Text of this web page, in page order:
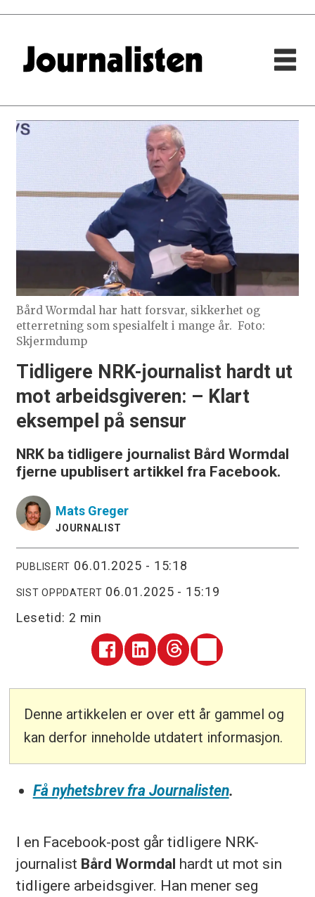
Bård Wormdal har hatt forsvar, sikkerhet og
etterretning som spesialfelt i mange år. Foto:
Skjermdump
Tidligere NRK-journalist hardt ut
mot arbeidsgiveren: – Klart
eksempel på sensur
NRK ba tidligere journalist Bård Wormdal
fjerne upublisert artikkel fra Facebook.
Mats Greger
JOURNALIST
PUBLISERT 06.01.2025 - 15:18
SIST OPPDATERT
06.01.2025 - 15:19
Lesetid: 2 min
Denne artikkelen er over ett år gammel og
kan derfor inneholde utdatert informasjon.
Få nyhetsbrev fra Journalisten.
I en Facebook-post går tidligere NRK-
journalist Bård Wormdal hardt ut mot sin
tidligere arbeidsgiver. Han mener seg